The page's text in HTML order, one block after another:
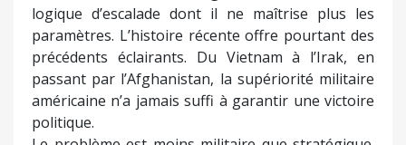
logique d’escalade dont il ne maîtrise plus les
paramètres. L’histoire récente offre pourtant des
précédents éclairants. Du Vietnam à l’Irak, en
passant par l’Afghanistan, la supériorité militaire
américaine n’a jamais suffi à garantir une victoire
politique.